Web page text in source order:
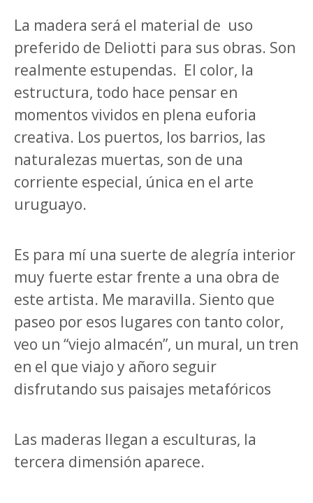
La madera será el material de uso
preferido de Deliotti para sus obras. Son
realmente estupendas. El color, la
estructura, todo hace pensar en
momentos vividos en plena euforia
creativa. Los puertos, los barrios, las
naturalezas muertas, son de una
corriente especial, única en el arte
uruguayo.
Es para mí una suerte de alegría interior
muy fuerte estar frente a una obra de
este artista. Me maravilla. Siento que
paseo por esos lugares con tanto color,
veo un “viejo almacén”, un mural, un tren
en el que viajo y añoro seguir
disfrutando sus paisajes metafóricos
Las maderas llegan a esculturas, la
tercera dimensión aparece.